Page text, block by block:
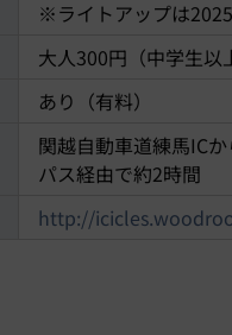
※ライトアップは
大人300円（中学生
あり（有料）
関越自動車道練馬IC
パス経由で約2時間
http://